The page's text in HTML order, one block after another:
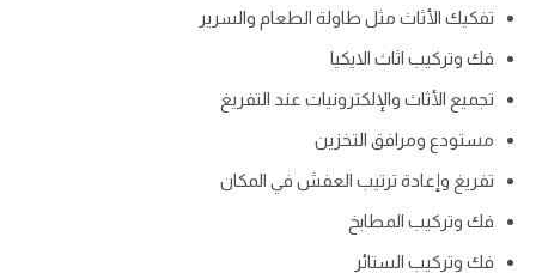
تفكيك الأثاث مثل طاولة الطعام والسرير
فك وتركيب اثاث الايكيا
تجميع الأثاث والإلكترونيات عند التفريغ
مستودع ومرافق التخزين
تفريغ وإعادة ترتيب العفش في المكان
فك وتركيب المطابخ
فك وتركيب الستائر